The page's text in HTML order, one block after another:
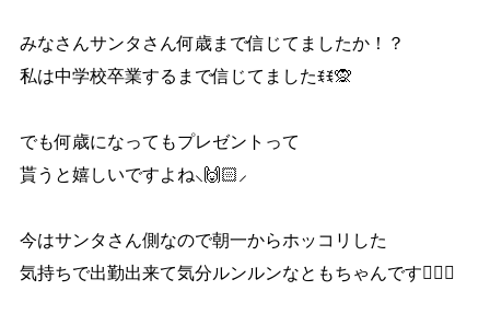
みなさんサンタさん何歳まで信じてましたか！？
私は中学校卒業するまで信じてましたꉂꉂ🙊
でも何歳になってもプレゼントって
貰うと嬉しいですよね⸜🙌🏻⸝‍
今はサンタさん側なので朝一からホッコリした
気持ちで出勤出来て気分ルンルンなともちゃんです✌🏼💕